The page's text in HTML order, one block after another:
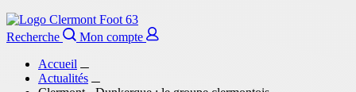
Recherche
Mon compte
Accueil
Actualités